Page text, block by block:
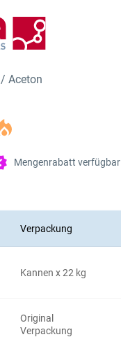
/ Aceton
Mengenrabatt verfügbar
Verpackung
Kannen x 22 kg
Original
Verpackung